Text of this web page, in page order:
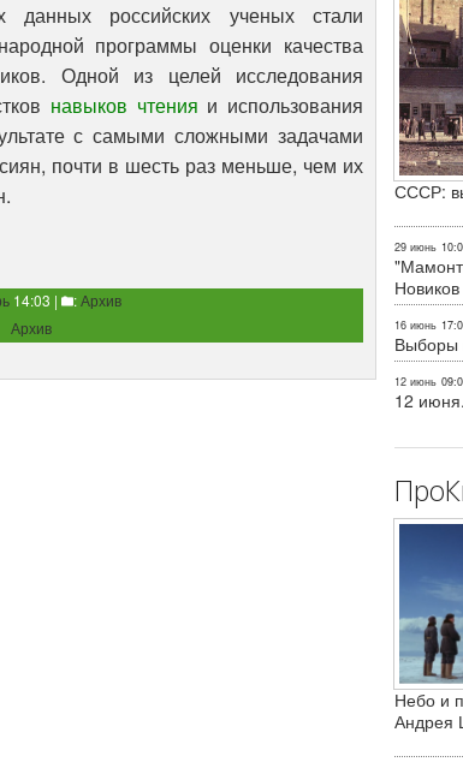
данных российских ученых стали
программы оценки качества
Одной из целей исследования
навыков чтения и использования
с самыми сложными задачами
почти в шесть раз меньше, чем их
14:03 | :Архив
Архив
СССР:
29 июнь
16 июнь
Выборы
12 июнь
12
Небо и
Андрея